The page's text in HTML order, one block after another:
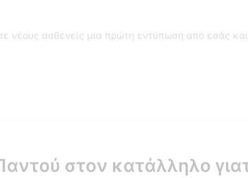
νέους ασθενείς μια πρώτη εντύπωση από εσάς
στον κατάλληλο